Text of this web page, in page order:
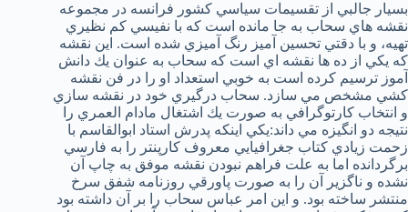
بسيار جالبي از تقسيمات سياسي كشور فرانسه در مجموعه
نقشه هاي سحاب به جا مانده است كه با نفيسي كم نظيري
تهيه، و با دقتي تحسين آميز رنگ آميزي شده است. اين نقشه
كه يكي از ده ها نقشه اي است كه سحاب به عنوان يك دانش
آموز ترسيم كرده است به خوبي استعداد او را در فن نقشه
كشي مشخص مي سازد. سحاب درگيري خود در نقشه سازي
و انتخاب كارتوگرافي به صورت يك اشتغال مادام العمري را
نتيجه دو انگيزه مي داند:‌يكي اينكه پدرش استاد ابوالقاسم با
زحمت زيادي كتاب جغرافيايي معروف كارپنتر را به فارسي
برگردانده اما به علت فراهم نبودن نقشه موفق به چاپ آن
نشده و ناگزير آن را به صورت پاورقي روزنامه شفق سرخ
منتشر ساخته بود. و اين امر عباس سحاب را بر آن داشته بود